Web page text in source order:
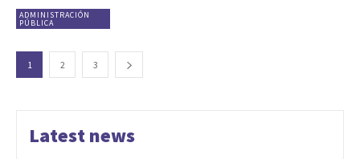
ADMINISTRACIÓN
PÚBLICA
1 2 3
Latest news